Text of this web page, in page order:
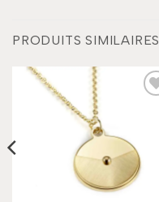
PRODUITS SIMILAIRES